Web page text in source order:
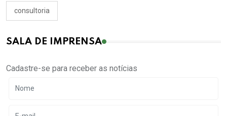
consultoria
SALA DE IMPRENSA
Cadastre-se para receber as notícias